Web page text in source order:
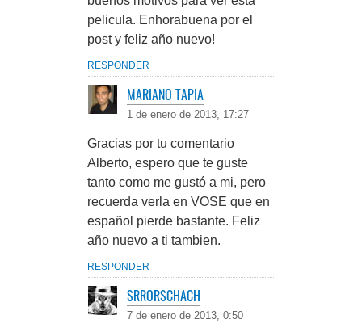
pelicula. Enhorabuena por el
post y feliz año nuevo!
RESPONDER
MARIANO TAPIA
1 de enero de 2013, 17:27
Gracias por tu comentario
Alberto, espero que te guste
tanto como me gustó a mi, pero
recuerda verla en VOSE que en
español pierde bastante. Feliz
año nuevo a ti tambien.
RESPONDER
SRRORSCHACH
7 de enero de 2013, 0:50